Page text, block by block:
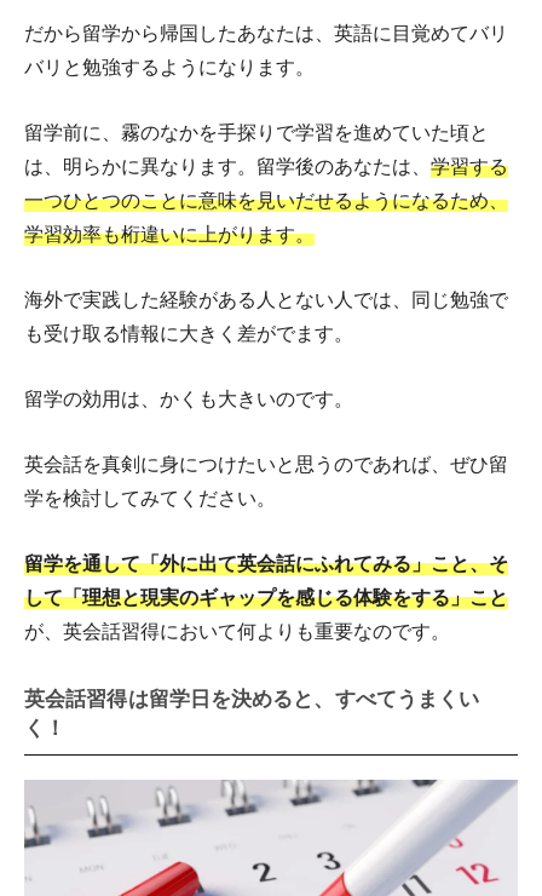
だから留学から帰国したあなたは、英語に目覚めてバリ
バリと勉強するようになります。
留学前に、霧のなかを手探りで学習を進めていた頃と
は、明らかに異なります。留学後のあなたは、 学習する
一つひとつのことに意味を見いだせるようになるため、
学習効率も桁違いに上がります。
海外で実践した経験がある人とない人では、同じ勉強で
も受け取る情報に大きく差がでます。
留学の効用は、かくも大きいのです。
英会話を真剣に身につけたいと思うのであれば、ぜひ留
学を検討してみてください。
留学を通して「外に出て英会話にふれてみる」こと、そ
して「理想と現実のギャップを感じる体験をする」こと
が、英会話習得において何よりも重要なのです。
英会話習得は留学日を決めると、すべてうまくい
く！